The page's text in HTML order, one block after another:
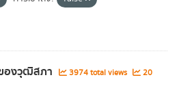
องวุฒิสภา 3974 total views
20